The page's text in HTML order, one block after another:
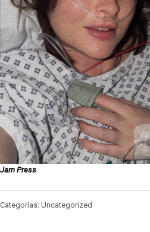
Jam Press
Categorías: Uncategorized